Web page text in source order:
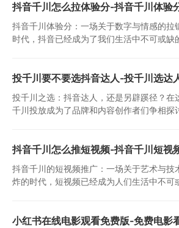
抖音千川怎么拉体验分-抖音千川体验
抖音千川体验分：一场关于数字与情感的拉
时代，抖音已经成为了我们生活中不可或缺
投千川要不要选抖音达人-投千川选达
投千川之选：抖音达人，还是另辟蹊径？在
千川投放成为了品牌和内容创作者们争相探
抖音千川怎么推短视频-抖音千川短视
抖音千川的短视频推广：一场关于艺术与技
炸的时代，短视频已经成为人们生活中不可
小红书在线电影观看免费版-免费电影